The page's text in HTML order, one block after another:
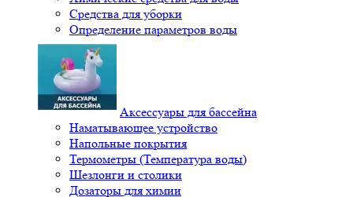
Средства для уборки
Определение параметров воды
Аксессуары для бассейна
Наматывающее устройство
Напольные покрытия
Термометры (Температура воды)
Шезлонги и столики
Дозаторы для химии